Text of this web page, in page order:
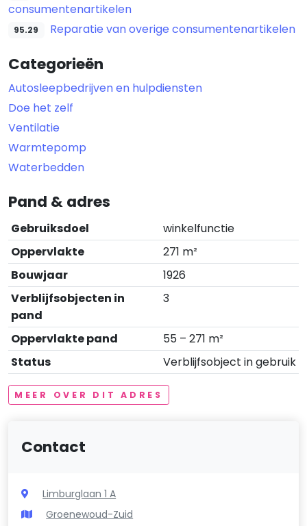
consumentenartikelen
95.29 Reparatie van overige consumentenartikelen
Categorieën
Autosleepbedrijven en hulpdiensten
Doe het zelf
Ventilatie
Warmtepomp
Waterbedden
Pand & adres
Gebruiksdoel
winkelfunctie
Oppervlakte
271 m²
Bouwjaar
1926
Verblijfsobjecten in
pand
3
Oppervlakte pand
55 – 271 m²
Status
Verblijfsobject in gebruik
MEER OVER DIT ADRES
Contact
Limburglaan 1 A
Groenewoud-Zuid